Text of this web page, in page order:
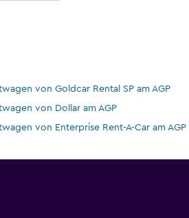
von Goldcar Rental SP am AGP
von Dollar am AGP
von Enterprise Rent-A-Car am AGP